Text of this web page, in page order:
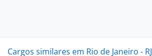
Cargos similares em Rio de Janeiro - RJ